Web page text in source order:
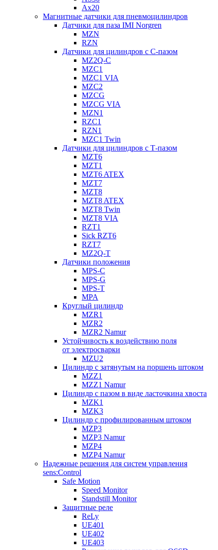
Ax20
Магнитные датчики для пневмоцилиндров
Датчики для паза IMI Norgren
MZN
RZN
Датчики для цилиндров с С-пазом
MZ2Q-C
MZC1
MZC1 VIA
MZC2
MZCG
MZCG VIA
MZN1
RZC1
RZN1
MZC1 Twin
Датчики для цилиндров с Т-пазом
MZT6
MZT1
MZT6 ATEX
MZT7
MZT8
MZT8 ATEX
MZT8 Twin
MZT8 VIA
RZT1
Sick RZT6
RZT7
MZ2Q-T
Датчики положения
MPS-C
MPS-G
MPS-T
MPA
Круглый цилиндр
MZR1
MZR2
MZR2 Namur
Устойчивость к воздействию поля
от электросварки
MZU2
Цилиндр с затянутым на поршень штоком
MZZ1
MZZ1 Namur
Цилиндр с пазом в виде ласточкина хвоста
MZK1
MZK3
Цилиндр с профилированным штоком
MZP3
MZP3 Namur
MZP4
MZP4 Namur
Надежные решения для систем управления
sens:Control
Safe Motion
Speed Monitor
Standstill Monitor
Защитные реле
ReLy
UE401
UE402
UE403